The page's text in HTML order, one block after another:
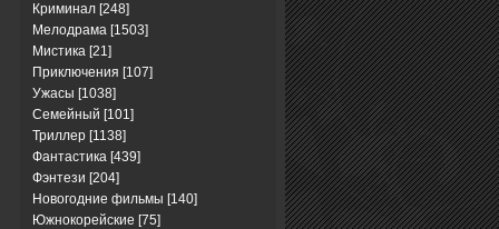
Криминал [248]
Мелодрама [1503]
Мистика [21]
Приключения [107]
Ужасы [1038]
Семейный [101]
Триллер [1138]
Фантастика [439]
Фэнтези [204]
Новогодние фильмы [140]
Южнокорейские [75]